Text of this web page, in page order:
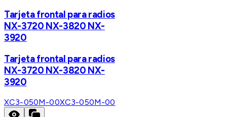
Tarjeta frontal para radios
NX-3720 NX-3820 NX-
3920
Tarjeta frontal para radios
NX-3720 NX-3820 NX-
3920
XC3-050M-00XC3-050M-00